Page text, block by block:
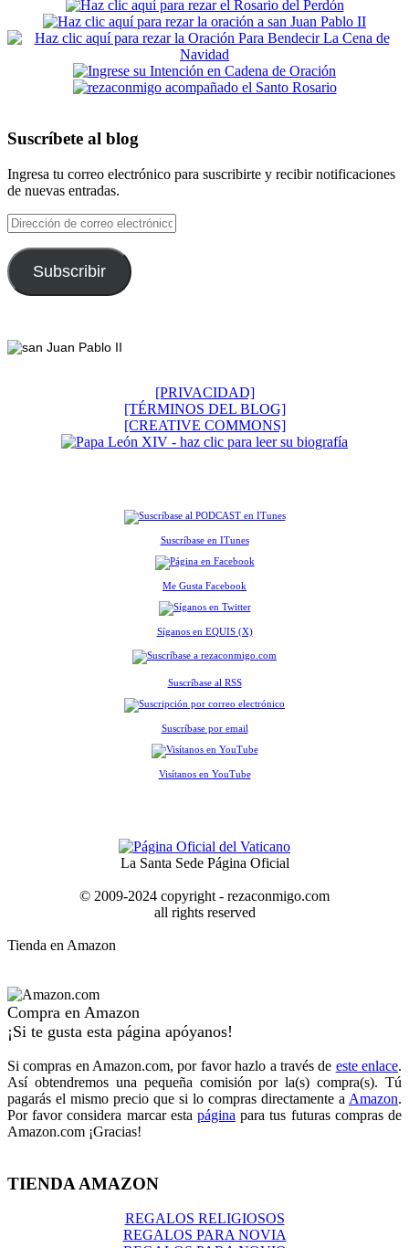
Suscríbete al blog
Ingresa tu correo electrónico para suscribirte y recibir notificaciones
de nuevas entradas.
Dirección
de
correo
electrónico
Subscribir
[PRIVACIDAD]
[TÉRMINOS DEL BLOG]
[CREATIVE COMMONS]
Suscríbase en ITunes
Me Gusta Facebook
Síganos en EQUIS (X)
Suscríbase al RSS
Suscríbase por email
Visítanos en YouTube
La Santa Sede Página Oficial
© 2009-2024 copyright - rezaconmigo.com
all rights reserved
Tienda en Amazon
Compra en Amazon
¡Si te gusta esta página apóyanos!
Si compras en Amazon.com, por favor hazlo a través de este enlace.
Así obtendremos una pequeña comisión por la(s) compra(s). Tú
pagarás el mismo precio que si lo compras directamente a Amazon.
Por favor considera marcar esta página para tus futuras compras de
Amazon.com ¡Gracias!
TIENDA AMAZON
REGALOS RELIGIOSOS
REGALOS PARA NOVIA